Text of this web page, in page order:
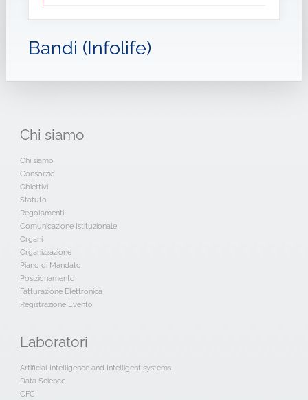
Bandi (Infolife)
Chi siamo
Chi siamo
Consorzio
Obiettivi
Statuto
Regolamenti
Comunicazione Istituzionale
Organi
Organizzazione
Piano di Mandato
Posizionamento
Fatturazione Elettronica
Registrazione Evento
Laboratori
Artificial Intelligence and Intelligent systems
Data Science
CFC